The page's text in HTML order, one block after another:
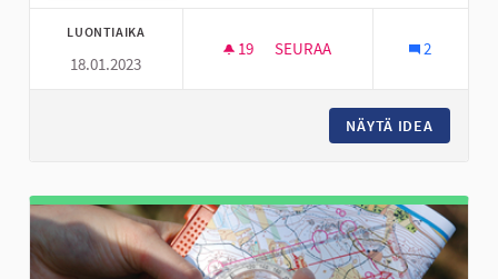
LUONTIAIKA
18.01.2023
19 19 SEURAAJAA
SEURAA 2
NÄYTÄ IDEA